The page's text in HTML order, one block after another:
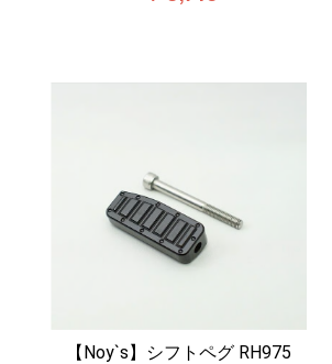
【Noy`s】シフトペグ RH975